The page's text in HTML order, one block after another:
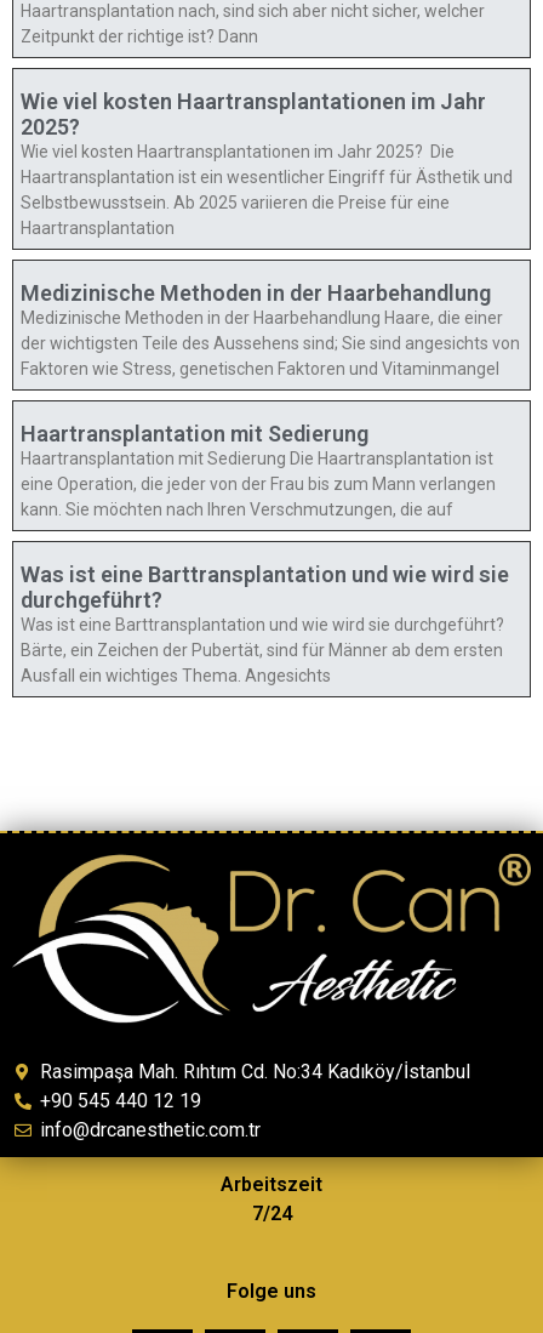
Haartransplantation nach, sind sich aber nicht sicher, welcher
Zeitpunkt der richtige ist? Dann
Wie viel kosten Haartransplantationen im Jahr
2025?
Wie viel kosten Haartransplantationen im Jahr 2025? Die
Haartransplantation ist ein wesentlicher Eingriff für Ästhetik und
Selbstbewusstsein. Ab 2025 variieren die Preise für eine
Haartransplantation
Medizinische Methoden in der Haarbehandlung
Medizinische Methoden in der Haarbehandlung Haare, die einer
der wichtigsten Teile des Aussehens sind; Sie sind angesichts von
Faktoren wie Stress, genetischen Faktoren und Vitaminmangel
Haartransplantation mit Sedierung
Haartransplantation mit Sedierung Die Haartransplantation ist
eine Operation, die jeder von der Frau bis zum Mann verlangen
kann. Sie möchten nach Ihren Verschmutzungen, die auf
Was ist eine Barttransplantation und wie wird sie
durchgeführt?
Was ist eine Barttransplantation und wie wird sie durchgeführt?
Bärte, ein Zeichen der Pubertät, sind für Männer ab dem ersten
Ausfall ein wichtiges Thema. Angesichts
Rasimpaşa Mah. Rıhtım Cd. No:34 Kadıköy/İstanbul
+90 545 440 12 19
info@drcanesthetic.com.tr
Arbeitszeit
7/24
Folge uns